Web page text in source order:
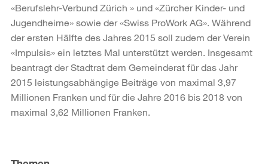
«Berufslehr-Verbund Zürich » und «Zürcher Kinder- und
Jugendheime» sowie der «Swiss ProWork AG». Während
der ersten Hälfte des Jahres 2015 soll zudem der Verein
«Impulsis» ein letztes Mal unterstützt werden. Insgesamt
beantragt der Stadtrat dem Gemeinderat für das Jahr
2015 leistungsabhängige Beiträge von maximal 3,97
Millionen Franken und für die Jahre 2016 bis 2018 von
maximal 3,62 Millionen Franken.